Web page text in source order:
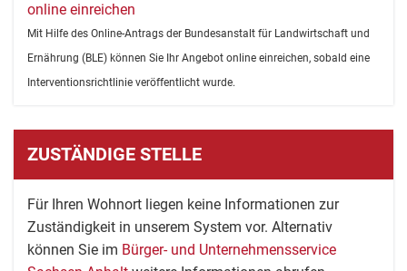
online einreichen
Mit Hilfe des Online-Antrags der Bundesanstalt für Landwirtschaft und
Ernährung (BLE) können Sie Ihr Angebot online einreichen, sobald eine
Interventionsrichtlinie veröffentlicht wurde.
ZUSTÄNDIGE STELLE
Für Ihren Wohnort liegen keine Informationen zur
Zuständigkeit in unserem System vor. Alternativ
können Sie im Bürger- und Unternehmensservice